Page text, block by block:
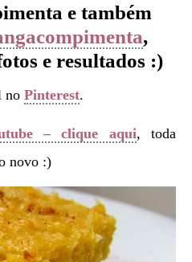
e também
,
e resultados :)
no Pinterest.
– clique aqui, toda
novo :)